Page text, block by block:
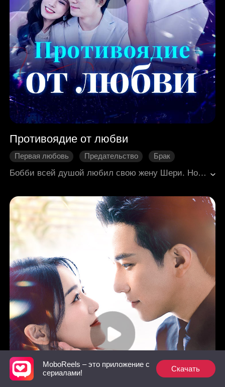
Противоядие от любви
Первая любовь Предательство
Брак
Сожаление
Современный город
Бобби всей душой любил свою жену Шери. Но ради свадьбы с «той самой первой любовью» она безжалостно обманула его, подсунув ему таблетки для потери памяти. О, как же она ошибалась! Ведь это был его собственный препарат, не имевший антидота! С душой разбитой в клочья он принял роковую пилюлю. Пока память покидала его, любовь сменялась горьким разочарованием, а затем — леденящим отчаянием. Сделав свой выбор, Бобби навсегда ушёл от неё, погрузившись в исследования. Правда открылась Шери слишком поздно. Она отчаянно пыталась вернуть его, но тщетно: созданное им же лекарство навсегда стёрло из его памяти их чувства.
MoboReels – это приложение с
сериалами!
Скачать